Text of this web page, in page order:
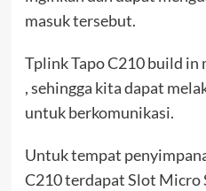
masuk tersebut.
Tplink Tapo C210 build in
, sehingga kita dapat
untuk berkomunikasi.
Untuk tempat
C210 terdapat Slot Micro